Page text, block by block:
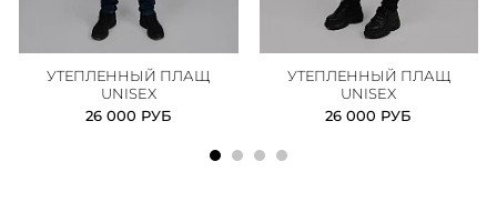
УТЕПЛЕННЫЙ ПЛАЩ
UNISEX
26 000 РУБ
УТЕПЛЕННЫЙ ПЛАЩ
UNISEX
26 000 РУБ